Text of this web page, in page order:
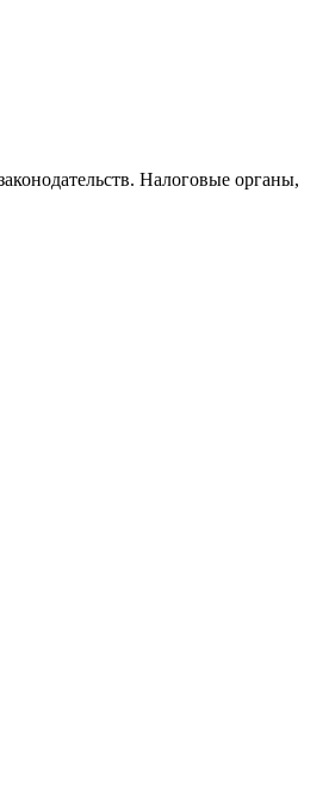
Налоговые органы,